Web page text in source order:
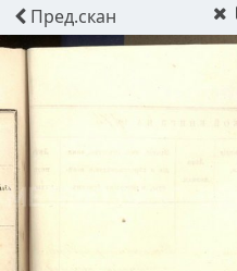
Пред.скан